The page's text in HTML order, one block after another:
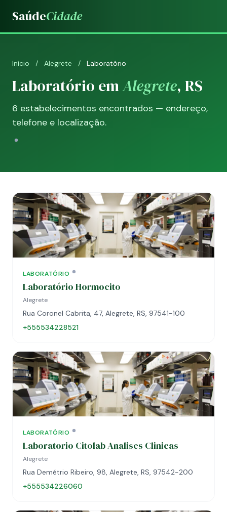
SaúdeCidade
Início / Alegrete / Laboratório
Laboratório emAlegrete, RS
6 estabelecimentos encontrados — endereço,
telefone e localização.
LABORATÓRIO
Laboratório Hormocito
Alegrete
Rua Coronel Cabrita, 47, Alegrete, RS, 97541-100
+555534228521
LABORATÓRIO
Laboratorio Citolab Analises Clinicas
Alegrete
Rua Demétrio Ribeiro, 98, Alegrete, RS, 97542-200
+555534226060